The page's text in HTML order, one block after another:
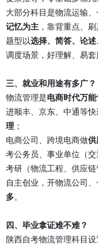
大部分科目是物流运输
记忆为主，靠背重点、刷
题型以选择、简答、论
调度场景，好理解、易套
三、就业和用途有多广？
物流管理是电商时代万
进顺丰、京东、中通等
理；
电商公司、跨境电商做供
考公务员、事业单位（
考研（物流工程、供应
自主创业，开物流公司
多。
四、毕业拿证难不难？
陕西自考物流管理科目